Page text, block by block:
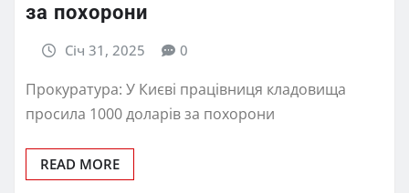
за похорони
Січ 31, 2025 0
Прокуратура: У Києві працівниця кладовища
просила 1000 доларів за похорони
READ MORE